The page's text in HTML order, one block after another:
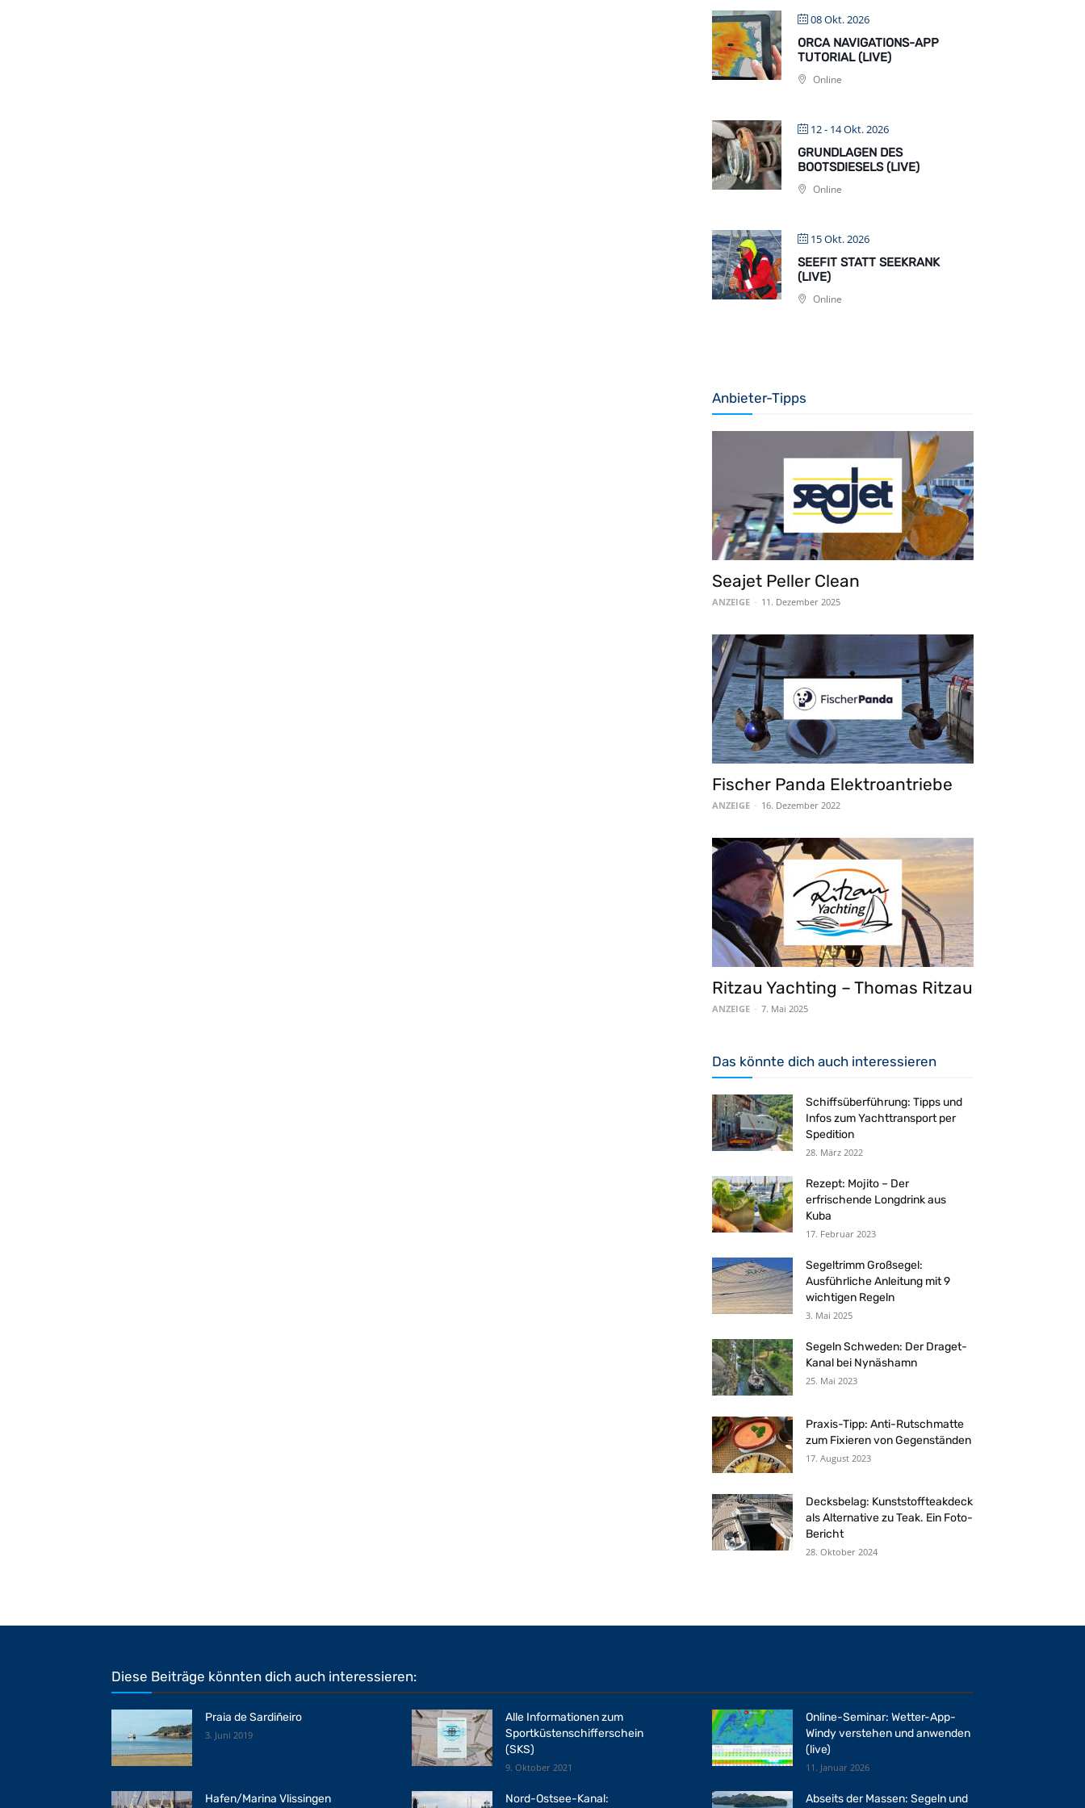
08 Okt. 2026
ORCA NAVIGATIONS-APP
TUTORIAL (LIVE)
Online
12 - 14 Okt. 2026
GRUNDLAGEN DES
BOOTSDIESELS (LIVE)
Online
15 Okt. 2026
SEEFIT STATT SEEKRANK
(LIVE)
Online
Anbieter-Tipps
Seajet Peller Clean
ANZEIGE - 11. Dezember 2025
Fischer Panda Elektroantriebe
ANZEIGE - 16. Dezember 2022
Ritzau Yachting – Thomas Ritzau
ANZEIGE - 7. Mai 2025
Das könnte dich auch interessieren
Schiffsüberführung: Tipps und
Infos zum Yachttransport per
Spedition
28. März 2022
Rezept: Mojito – Der
erfrischende Longdrink aus
Kuba
17. Februar 2023
Segeltrimm Großsegel:
Ausführliche Anleitung mit 9
wichtigen Regeln
3. Mai 2025
Segeln Schweden: Der Draget-
Kanal bei Nynäshamn
25. Mai 2023
Praxis-Tipp: Anti-Rutschmatte
zum Fixieren von Gegenständen
17. August 2023
Decksbelag: Kunststoffteakdeck
als Alternative zu Teak. Ein Foto-
Bericht
28. Oktober 2024
Diese Beiträge könnten dich auch interessieren:
Praia de Sardiñeiro
3. Juni 2019
Alle Informationen zum
Sportküstenschifferschein
(SKS)
9. Oktober 2021
Online-Seminar: Wetter-App-
Windy verstehen und anwenden
(live)
11. Januar 2026
Hafen/Marina Vlissingen Nord-Ostsee-Kanal: Abseits der Massen: Segeln und